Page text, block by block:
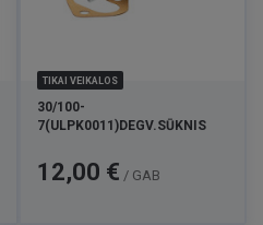
TIKAI VEIKALOS
30/100-
7(ULPK0011)DEGV.SŪKNIS
Cena
12,00 € / GAB